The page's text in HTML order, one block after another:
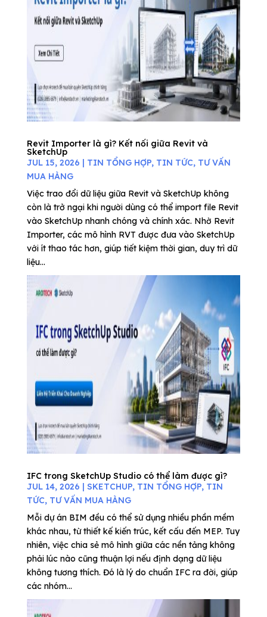
Revit Importer là gì? Kết nối giữa Revit và
SketchUp
JUL 15, 2026 | TIN TỔNG HỢP, TIN TỨC, TƯ VẤN
MUA HÀNG
Việc trao đổi dữ liệu giữa Revit và SketchUp không
còn là trở ngại khi người dùng có thể import file Revit
vào SketchUp nhanh chóng và chính xác. Nhờ Revit
Importer, các mô hình RVT được đưa vào SketchUp
với ít thao tác hơn, giúp tiết kiệm thời gian, duy trì dữ
liệu...
IFC trong SketchUp Studio có thể làm được gì?
JUL 14, 2026 | SKETCHUP, TIN TỔNG HỢP, TIN
TỨC, TƯ VẤN MUA HÀNG
Mỗi dự án BIM đều có thể sử dụng nhiều phần mềm
khác nhau, từ thiết kế kiến trúc, kết cấu đến MEP. Tuy
nhiên, việc chia sẻ mô hình giữa các nền tảng không
phải lúc nào cũng thuận lợi nếu định dạng dữ liệu
không tương thích. Đó là lý do chuẩn IFC ra đời, giúp
các nhóm...